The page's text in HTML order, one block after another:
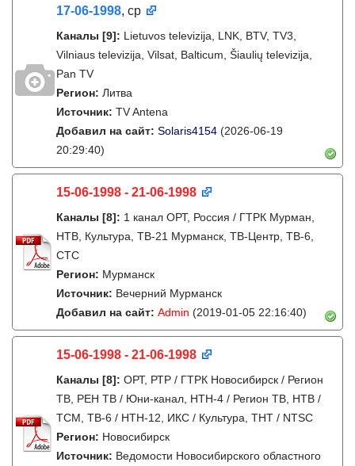
17-06-1998, ср
Каналы [9]: Lietuvos televizija, LNK, BTV, TV3,
Vilniaus televizija, Vilsat, Balticum, Šiaulių televizija,
Pan TV
Регион: Литва
Источник: TV Antena
Добавил на сайт: Solaris4154 (2026-06-19
20:29:40)
15-06-1998 - 21-06-1998
Каналы [8]: 1 канал ОРТ, Россия / ГТРК Мурман,
НТВ, Культура, ТВ-21 Мурманск, ТВ-Центр, ТВ-6,
СТС
Регион: Мурманск
Источник: Вечерний Мурманск
Добавил на сайт: Admin (2019-01-05 22:16:40)
15-06-1998 - 21-06-1998
Каналы [8]: ОРТ, РТР / ГТРК Новосибирск / Регион
ТВ, РЕН ТВ / Юни-канал, НТН-4 / Регион ТВ, НТВ /
ТСМ, ТВ-6 / НТН-12, ИКС / Культура, ТНТ / NTSC
Регион: Новосибирск
Источник: Ведомости Новосибирского областного